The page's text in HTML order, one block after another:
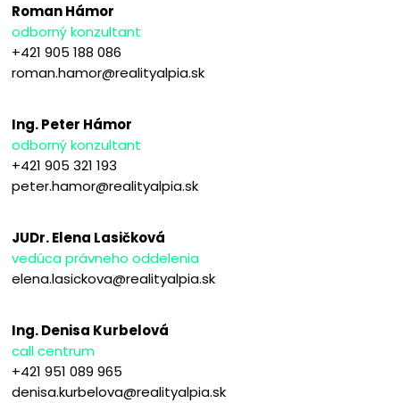
Roman Hámor
odborný konzultant
+421 905 188 086
roman.hamor@realityalpia.sk
Ing. Peter Hámor
odborný konzultant
+421 905 321 193
peter.hamor@realityalpia.sk
JUDr. Elena Lasičková
vedúca právneho oddelenia
elena.lasickova@realityalpia.sk
Ing. Denisa Kurbelová
call centrum
+421 951 089 965
denisa.kurbelova@realityalpia.sk